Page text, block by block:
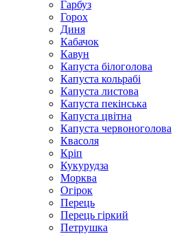
Гарбуз
Горох
Диня
Кабачок
Кавун
Капуста білоголова
Капуста кольрабі
Капуста листова
Капуста пекінська
Капуста цвітна
Капуста червоноголова
Квасоля
Кріп
Кукурудза
Морква
Огірок
Перець
Перець гіркий
Петрушка